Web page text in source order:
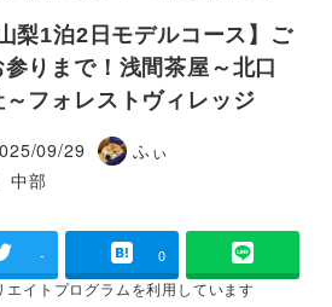
梨1泊2日モデルコース】ご
りまで！浅間茶屋～北口
フォレストヴィレッジ
09/29
著
ふぃ
ゴリー
中部
- 0
エイトプログラムを利用しています